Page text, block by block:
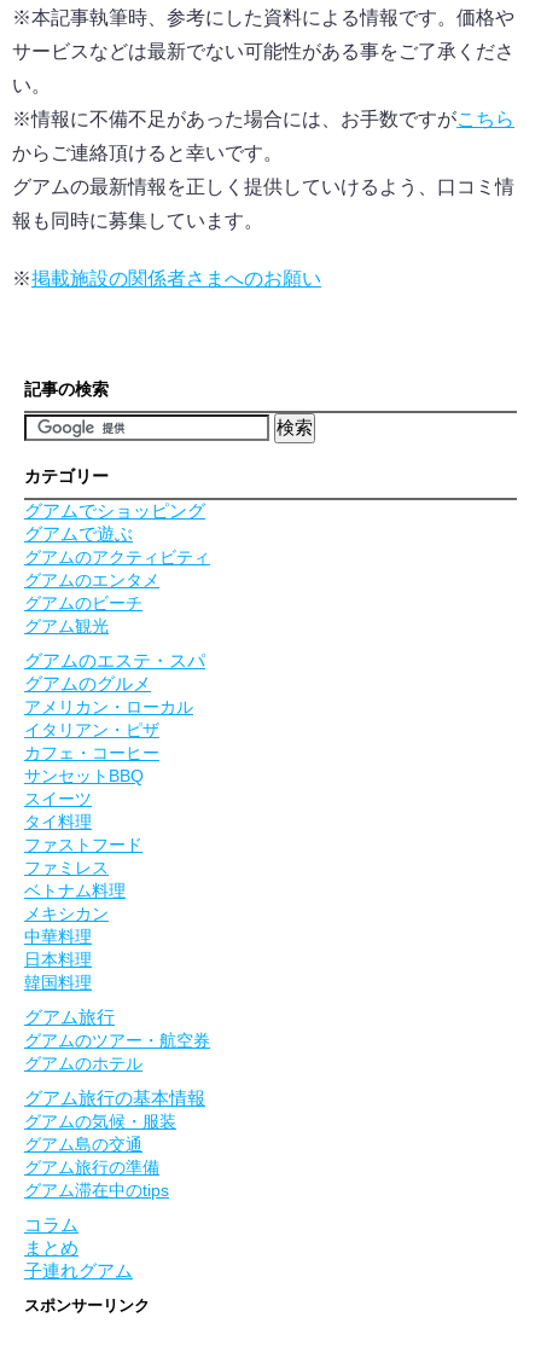
※本記事執筆時、参考にした資料による情報です。価格や
サービスなどは最新でない可能性がある事をご了承くださ
い。
※情報に不備不足があった場合には、お手数ですがこちら
からご連絡頂けると幸いです。
グアムの最新情報を正しく提供していけるよう、口コミ情
報も同時に募集しています。
※掲載施設の関係者さまへのお願い
記事の検索
カテゴリー
グアムでショッピング
グアムで遊ぶ
グアムのアクティビティ
グアムのエンタメ
グアムのビーチ
グアム観光
グアムのエステ・スパ
グアムのグルメ
アメリカン・ローカル
イタリアン・ピザ
カフェ・コーヒー
サンセットBBQ
スイーツ
タイ料理
ファストフード
ファミレス
ベトナム料理
メキシカン
中華料理
日本料理
韓国料理
グアム旅行
グアムのツアー・航空券
グアムのホテル
グアム旅行の基本情報
グアムの気候・服装
グアム島の交通
グアム旅行の準備
グアム滞在中のtips
コラム
まとめ
子連れグアム
スポンサーリンク